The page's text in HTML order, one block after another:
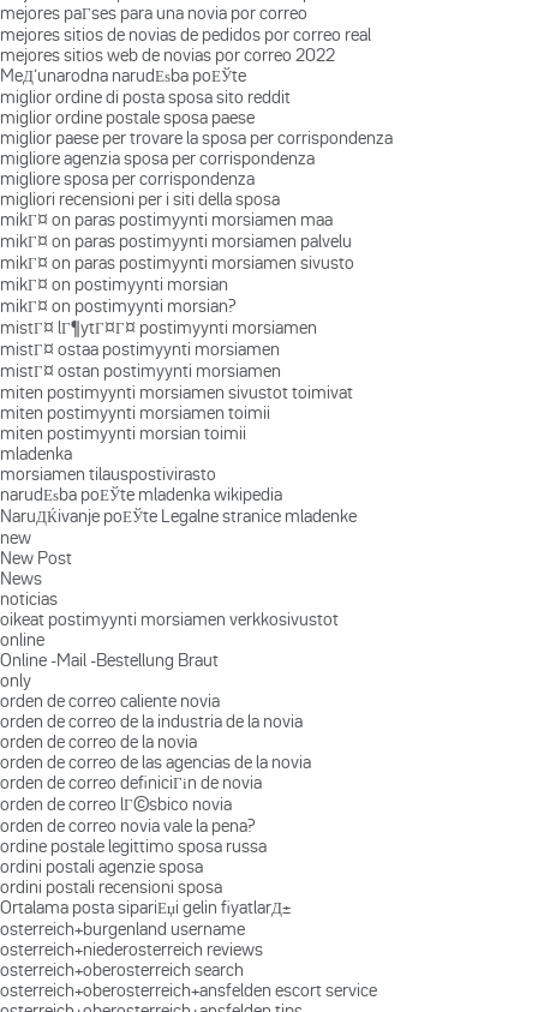
mejores paГ­ses para una novia por correo
mejores sitios de novias de pedidos por correo real
mejores sitios web de novias por correo 2022
MeД‘unarodna narudЕѕba poЕЎte
miglior ordine di posta sposa sito reddit
miglior ordine postale sposa paese
miglior paese per trovare la sposa per corrispondenza
migliore agenzia sposa per corrispondenza
migliore sposa per corrispondenza
migliori recensioni per i siti della sposa
mikГ¤ on paras postimyynti morsiamen maa
mikГ¤ on paras postimyynti morsiamen palvelu
mikГ¤ on paras postimyynti morsiamen sivusto
mikГ¤ on postimyynti morsian
mikГ¤ on postimyynti morsian?
mistГ¤ lГ¶ytГ¤Г¤ postimyynti morsiamen
mistГ¤ ostaa postimyynti morsiamen
mistГ¤ ostan postimyynti morsiamen
miten postimyynti morsiamen sivustot toimivat
miten postimyynti morsiamen toimii
miten postimyynti morsian toimii
mladenka
morsiamen tilauspostivirasto
narudЕѕba poЕЎte mladenka wikipedia
NaruДЌivanje poЕЎte Legalne stranice mladenke
new
New Post
News
noticias
oikeat postimyynti morsiamen verkkosivustot
online
Online -Mail -Bestellung Braut
only
orden de correo caliente novia
orden de correo de la industria de la novia
orden de correo de la novia
orden de correo de las agencias de la novia
orden de correo definiciГіn de novia
orden de correo lГ©sbico novia
orden de correo novia vale la pena?
ordine postale legittimo sposa russa
ordini postali agenzie sposa
ordini postali recensioni sposa
Ortalama posta sipariЕџi gelin fiyatlarД±
osterreich+burgenland username
osterreich+niederosterreich reviews
osterreich+oberosterreich search
osterreich+oberosterreich+ansfelden escort service